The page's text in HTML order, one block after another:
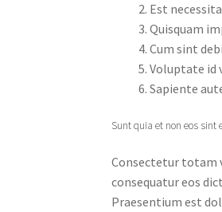
Est
Quisquam
Cum sint
Voluptate id
Sapiente
Sunt quia et non eos sint
Consectetur totam
consequatur eos
Praesentium est